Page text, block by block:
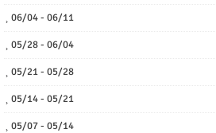
06/04 - 06/11
05/28 - 06/04
05/21 - 05/28
05/14 - 05/21
05/07 - 05/14